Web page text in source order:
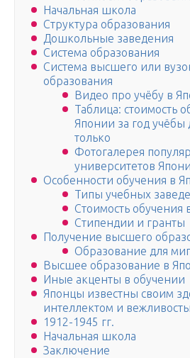
Начальная школа
Структура образования
Дошкольные заведения
Система образования
Система высшего или
образования
Видео про учёбу в
Таблица: стоимость
Японии за год учёбы
только
Фотогалерея
университетов
Особенности обучения в
Типы учебных
Стоимость обучения
Стипендии и гранты
Получение высшего
Образование для
Высшее образование в
Иные акценты в обучении
Японцы известны своим
интеллектом и
1912-1945 гг.
Начальная школа
Заключение